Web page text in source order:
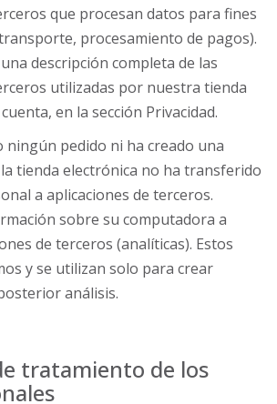
que procesan datos para fines
procesamiento de pagos).
descripción completa de las
utilizadas por nuestra tienda
en la sección Privacidad.
ningún pedido ni ha creado una
tienda electrónica no ha transferido
a aplicaciones de terceros.
sobre su computadora a
de terceros (analíticas). Estos
y se utilizan solo para crear
análisis.
tratamiento de los